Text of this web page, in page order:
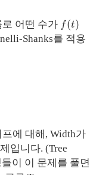
로 어떤 수가 f(t)
Shanks를 적용
에 대해, Width가
입니다. (Tree
이 이 문제를 풀면